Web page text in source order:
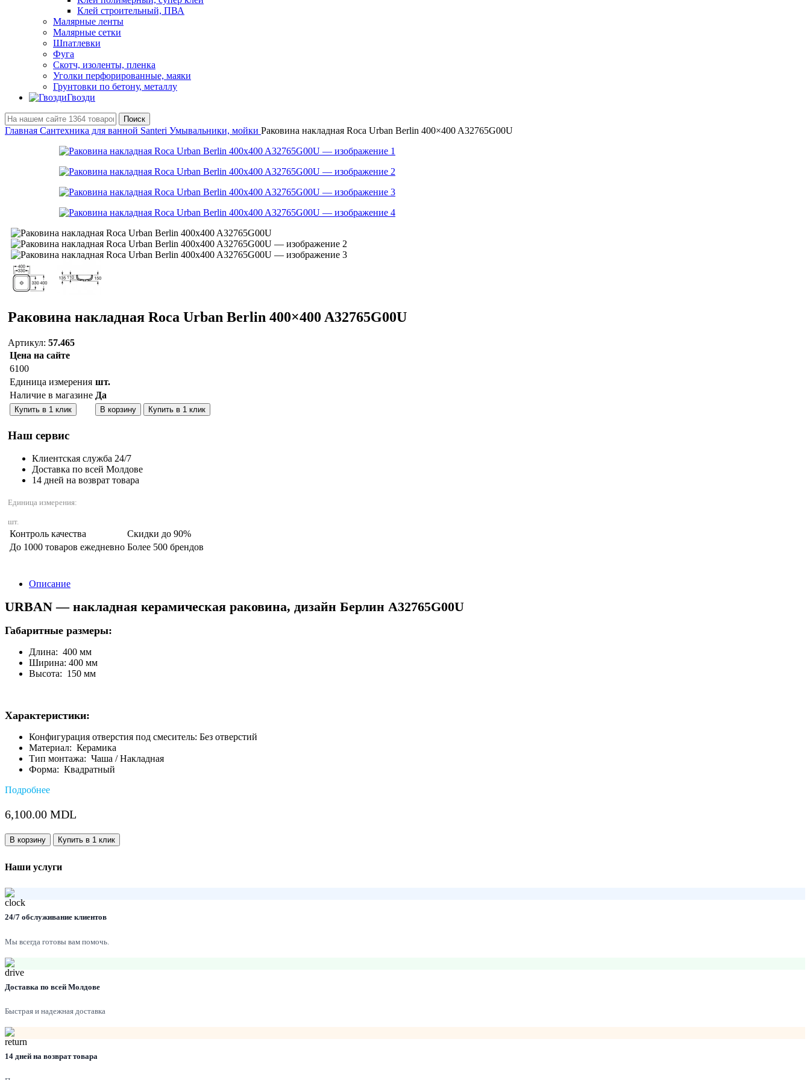
Клей строительный, ПВА
Малярные ленты
Малярные сетки
Шпатлевки
Фуга
Скотч, изоленты, пленка
Уголки перфорированные, маяки
Грунтовки по бетону, металлу
Гвозди
Поиск
Главная Сантехника для ванной Santeri Умывальники, мойки Раковина накладная Roca Urban Berlin 400×400 A32765G00U
Раковина накладная Roca Urban Berlin 400×400 A32765G00U
Артикул: 57.465
Цена на сайте
6100
Единица измерения шт.
Наличие в магазине Да
Купить в 1 клик Количество:
В корзину Купить в 1 клик
Наш сервис
Клиентская служба 24/7
Доставка по всей Молдове
14 дней на возврат товара
Единица измерения:
шт.
Контроль качества
Скидки до 90%
До 1000 товаров ежедневно Более 500 брендов
Описание
URBAN — накладная керамическая раковина, дизайн Берлин A32765G00U
Габаритные размеры:
Длина: 400 мм
Ширина: 400 мм
Высота: 150 мм
Характеристики:
Конфигурация отверстия под смеситель: Без отверстий
Материал: Керамика
Тип монтажа: Чаша / Накладная
Форма: Квадратный
Подробнее
6,100.00 MDL
Количество:
В корзину Купить в 1 клик
Наши услуги
24/7 обслуживание клиентов
Мы всегда готовы вам помочь.
Доставка по всей Молдове
Быстрая и надежная доставка
14 дней на возврат товара